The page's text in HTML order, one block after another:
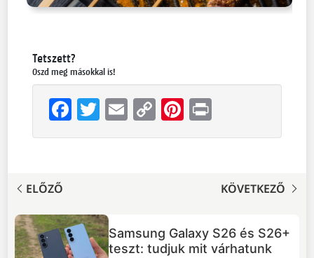
Tetszett?
Oszd meg másokkal is!
Facebook
Twitter
EmailCopy
Link
Pinterest
ELŐZŐ KÖVETKEZŐ
Samsung Galaxy S26 és S26+
teszt: tudjuk mit várhatunk